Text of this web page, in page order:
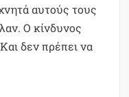
αυτούς τους
Ο κίνδυνος
δεν πρέπει να